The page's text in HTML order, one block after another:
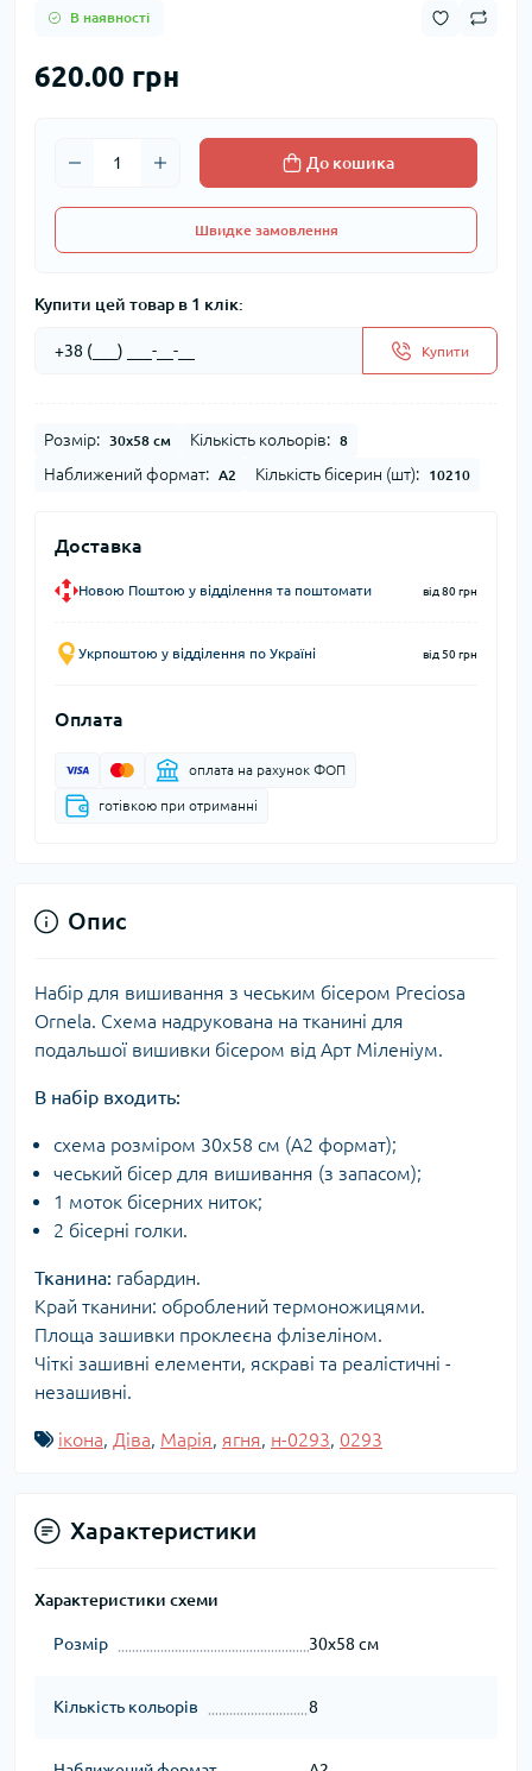
В наявності
620.00 грн
До кошика
Швидке замовлення
Купити цей товар в 1 клік:
Купити
Розмір: 30x58 см Кількість кольорів: 8
Наближений формат: А2 Кількість бісерин (шт): 10210
Доставка
Новою Поштою у відділення та поштомати від 80 грн
Укрпоштою у відділення по Україні від 50 грн
Оплата
оплата на рахунок ФОП
готівкою при отриманні
Опис
Набір для вишивання з чеським бісером Preciosa
Ornela. Схема надрукована на тканині для
подальшої вишивки бісером від Арт Міленіум.
В набір входить:
схема розміром 30х58 см (А2 формат);
чеський бісер для вишивання (з запасом);
1 моток бісерних ниток;
2 бісерні голки.
Тканина: габардин.
Край тканини: оброблений термоножицями.
Площа зашивки проклеєна флізеліном.
Чіткі зашивні елементи, яскраві та реалістичні -
незашивні.
ікона, Діва, Марія, ягня, н-0293, 0293
Характеристики
Характеристики схеми
Розмір 30x58 см
Кількість кольорів 8